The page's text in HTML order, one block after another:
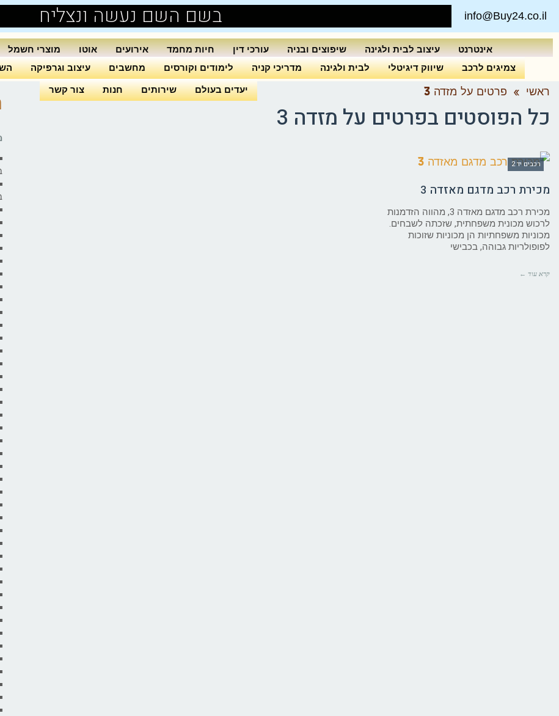
info@Buy24.co.il בשם השם נעשה ונצליח
אינטרנט עיצוב לבית ולגינה שיפוצים ובניה עורכי דין חיות מחמד אירועים אוטו מוצרי חשמל
צמיגים לרכב
שיווק דיגיטלי לבית ולגינה מדריכי קניה לימודים וקורסים מחשבים עיצוב וגרפיקה
יעדים בעולם שירותים חנות צור קשר ראשי » פרטים על מזדה 3
כל הפוסטים בפרטים על מזדה 3
רכבים יד 2
מכירת רכב מדגם מאזדה 3
מכירת רכב מדגם מאזדה 3, מהווה הזדמנות
לרכוש מכונית משפחתית, שזכתה לשבחים.
מכוניות משפחתיות הן מכוניות שזוכות
לפופולריות גבוהה, בכבישי
קרא עוד ←